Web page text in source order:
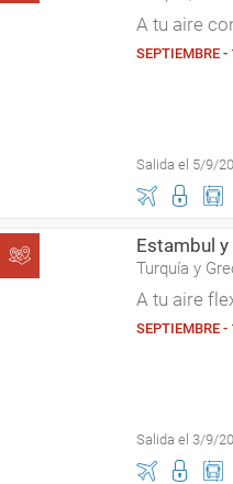
A tu aire
SEPTIEMBRE
Salida el 5/9/
Estambul y
Turquía y
A tu aire
SEPTIEMBRE
Salida el 3/9/